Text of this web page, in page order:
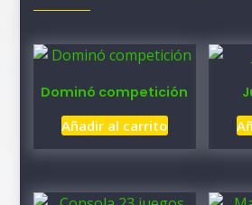
Dominó competición
Añadir al carrito